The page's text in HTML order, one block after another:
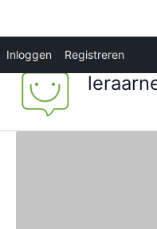
Inloggen Registreren
inhoud